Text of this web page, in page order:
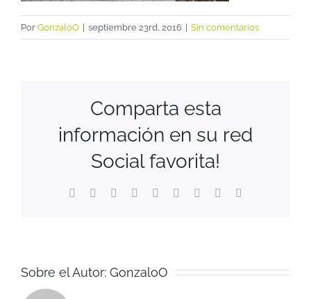
Por GonzaloO septiembre 23rd, 2016 Sin comentarios
Comparta esta
información en su red
Social favorita!
Facebook
TwitterReddit LinkedInWhatsApp
TumblrPinterest
Sobre el Autor: GonzaloO